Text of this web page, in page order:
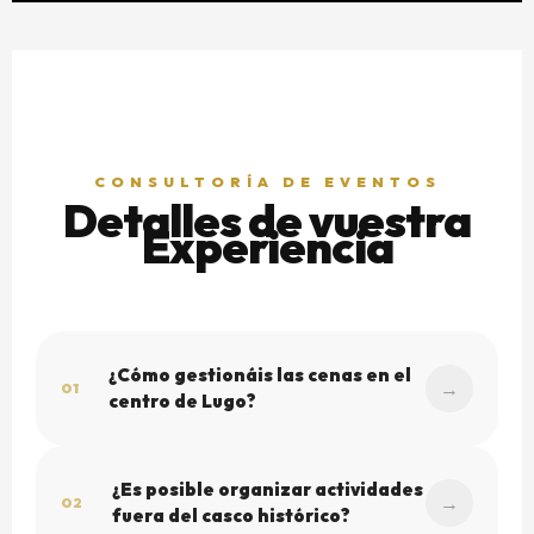
CONSULTORÍA DE EVENTOS
Detalles de vuestra
Experiencia
01
¿Cómo gestionáis las cenas en el
centro de Lugo?
seleccionados en la Rúa Nova y alrededores de la
Plaza de España. Aseguramos reservados
02
¿Es posible organizar actividades
fuera del casco histórico?